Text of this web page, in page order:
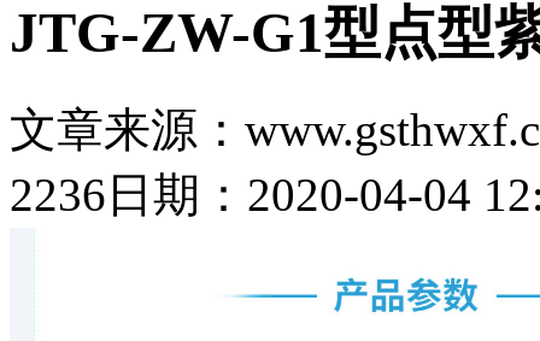
JTG-ZW-G1型点型
文章来源：
2236 日期：2020-04-04